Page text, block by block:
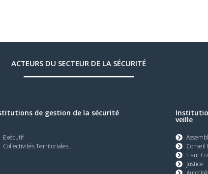
ACTEURS DU SECTEUR DE LA SÉCURITÉ
de gestion de la sécurité
veille
Exécutif
Collectivités Territoriales...
Conseil
Haut
Justice